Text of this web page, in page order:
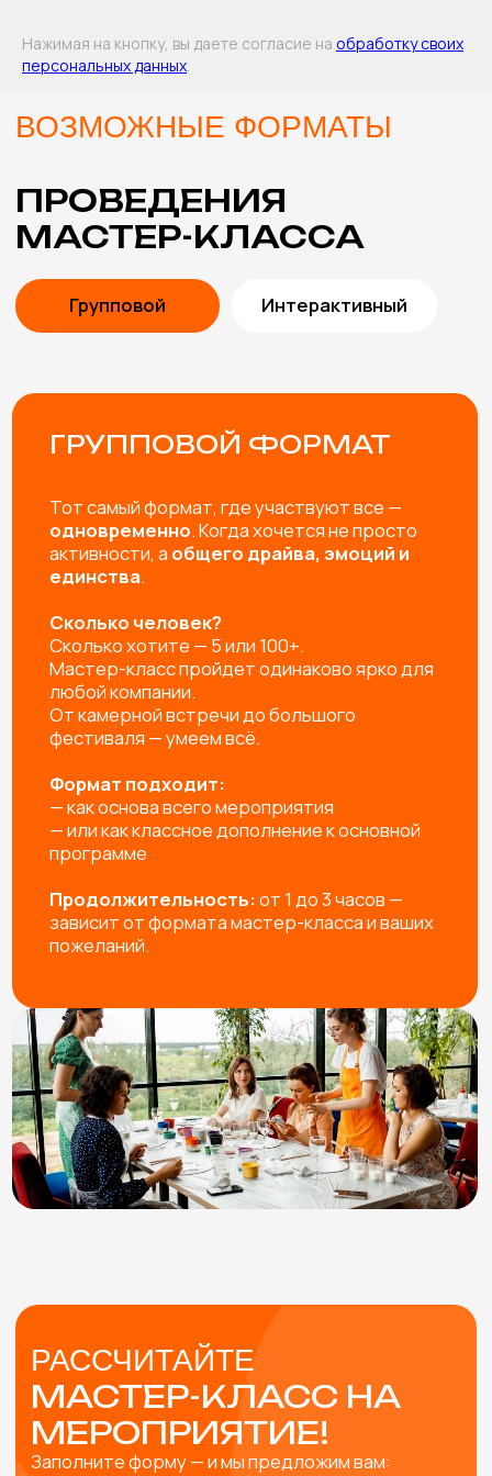
Нажимая на кнопку, вы даете согласие на обработку своих
персональных данных
ВКЛЮЧЕНЫ
В СТОИМОСТЬ
ПОМОЩЬ В ВЫБОРЕ
мероприятия и возраста участников. Либо
разработаем эксклюзивный мастер-класс под вашу
задачу.
ПРОРАБОТКА КОНЦЕПЦИИ
ИНСТРУМЕНТЫ И
МАТЕРИАЛЫ
Привозим все необходимые инструменты и
ВЫЕЗД И РАБОТА МАСТЕРОВ
Профессиональные мастера не только пошагово
расскажут как сделать изделие, но и создадут
яркую творческую атмосферу и обязательно
помогут каждому участнику.
Упаковываем готовые изделия в подарочный пакет
или коробочку, чтобы удобно было нести домой и,
при желании, подарить родным и близким
УБОРКА РАБОЧЕГО МЕСТА
Привозим защитную скатерть, фартуки, перчатки, а
после мероприятия убираем за собой рабочее
пространство